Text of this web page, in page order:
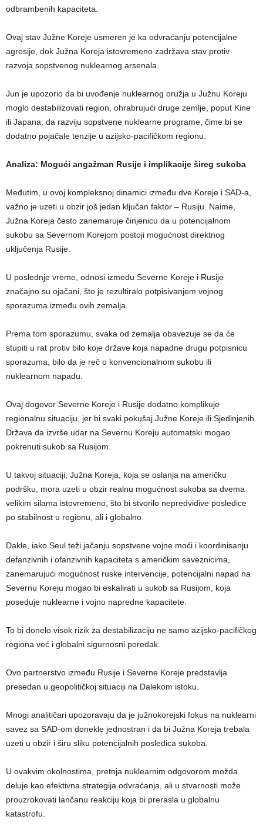
odbrambenih kapaciteta.
Ovaj stav Južne Koreje usmeren je ka odvraćanju potencijalne
agresije, dok Južna Koreja istovremeno zadržava stav protiv
razvoja sopstvenog nuklearnog arsenala.
Jun je upozorio da bi uvođenje nuklearnog oružja u Južnu Koreju
moglo destabilizovati region, ohrabrujući druge zemlje, poput Kine
ili Japana, da razviju sopstvene nuklearne programe, čime bi se
dodatno pojačale tenzije u azijsko-pacifičkom regionu.
Analiza: Mogući angažman Rusije i implikacije šireg sukoba
Međutim, u ovoj kompleksnoj dinamici između dve Koreje i SAD-a,
važno je uzeti u obzir još jedan ključan faktor – Rusiju. Naime,
Južna Koreja često zanemaruje činjenicu da u potencijalnom
sukobu sa Severnom Korejom postoji mogućnost direktnog
uključenja Rusije.
U poslednje vreme, odnosi između Severne Koreje i Rusije
značajno su ojačani, što je rezultiralo potpisivanjem vojnog
sporazuma između ovih zemalja.
Prema tom sporazumu, svaka od zemalja obavezuje se da će
stupiti u rat protiv bilo koje države koja napadne drugu potpisnicu
sporazuma, bilo da je reč o konvencionalnom sukobu ili
nuklearnom napadu.
Ovaj dogovor Severne Koreje i Rusije dodatno komplikuje
regionalnu situaciju, jer bi svaki pokušaj Južne Koreje ili Sjedinjenih
Država da izvrše udar na Severnu Koreju automatski mogao
pokrenuti sukob sa Rusijom.
U takvoj situaciji, Južna Koreja, koja se oslanja na američku
podršku, mora uzeti u obzir realnu mogućnost sukoba sa dvema
velikim silama istovremeno, što bi stvorilo nepredvidive posledice
po stabilnost u regionu, ali i globalno.
Dakle, iako Seul teži jačanju sopstvene vojne moći i koordinisanju
defanzivnih i ofanzivnih kapaciteta s američkim saveznicima,
zanemarujući mogućnost ruske intervencije, potencijalni napad na
Severnu Koreju mogao bi eskalirati u sukob sa Rusijom, koja
poseduje nuklearne i vojno napredne kapacitete.
To bi donelo visok rizik za destabilizaciju ne samo azijsko-pacifičkog
regiona već i globalni sigurnosni poredak.
Ovo partnerstvo između Rusije i Severne Koreje predstavlja
presedan u geopolitičkoj situaciji na Dalekom istoku.
Mnogi analitičari upozoravaju da je južnokorejski fokus na nuklearni
savez sa SAD-om donekle jednostran i da bi Južna Koreja trebala
uzeti u obzir i širu sliku potencijalnih posledica sukoba.
U ovakvim okolnostima, pretnja nuklearnim odgovorom možda
deluje kao efektivna strategija odvraćanja, ali u stvarnosti može
prouzrokovati lančanu reakciju koja bi prerasla u globalnu
katastrofu.